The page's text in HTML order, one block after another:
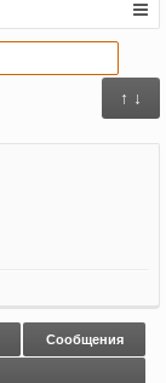
↑ ↓
Сообщения